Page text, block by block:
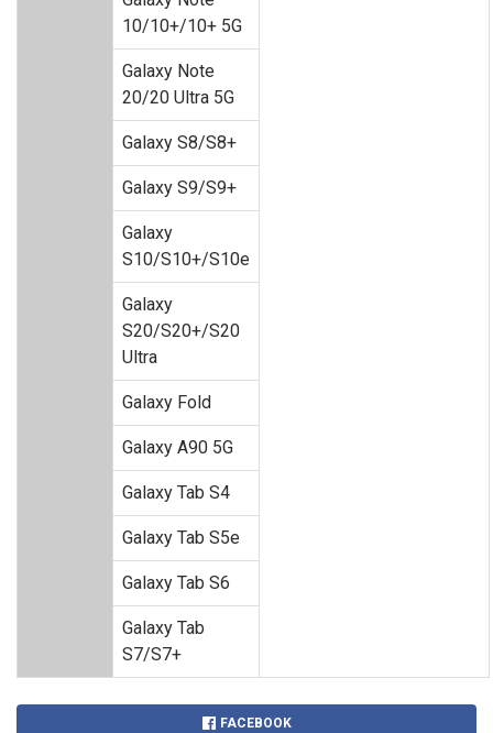
10/10+/10+ 5G
Galaxy Note
20/20 Ultra 5G
Galaxy S8/S8+
Galaxy S9/S9+
Galaxy
S10/S10+/S10e
Galaxy
S20/S20+/S20
Ultra
Galaxy Fold
Galaxy A90 5G
Galaxy Tab S4
Galaxy Tab S5e
Galaxy Tab S6
Galaxy Tab
S7/S7+
FACEBOOK